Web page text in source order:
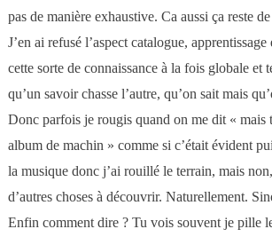
pas de manière exhaustive. Ca aussi ça reste
J’en ai refusé l’aspect catalogue,
cette sorte de connaissance à la fois globale et
qu’un savoir chasse l’autre, qu’on sait mais
Donc parfois je rougis quand on me dit « mais
album de machin » comme si c’était évident
la musique donc j’ai rouillé le terrain, mais
d’autres choses à découvrir. Naturellement.
Enfin comment dire ? Tu vois souvent je pille